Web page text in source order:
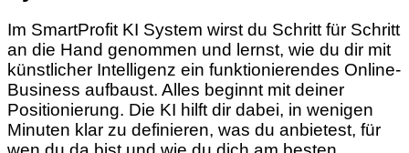
Im SmartProfit KI System wirst du Schritt für Schritt
an die Hand genommen und lernst, wie du dir mit
künstlicher Intelligenz ein funktionierendes Online-
Business aufbaust. Alles beginnt mit deiner
Positionierung. Die KI hilft dir dabei, in wenigen
Minuten klar zu definieren, was du anbietest, für